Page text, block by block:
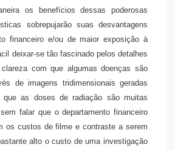
os benefícios dessas poderosas
sobrepujarão suas desvantagens
financeiro e/ou de maior exposição à
deixar-se tão fascinado pelos detalhes
com que algumas doenças são
de imagens tridimensionais geradas
que as doses de radiação são muitas
falar que o departamento financeiro
os custos de filme e contraste a serem
alto o custo de uma investigação